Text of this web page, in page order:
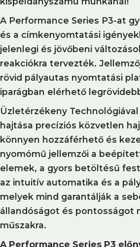
A Performance Series P3-at
és a címkenyomtatási
jelenlegi és jövőbeni
reakciókra tervezték.
rövid pályautas nyomtatási
iparágban elérhető
Üzletérzékeny
hajtása precíziós közvetlen
könnyen hozzáférhető és
nyomómű jellemzői a
elemek, a gyors betöltésű
az intuitív automatika és a
melyek mind garantálják a
állandóságot és pontosságot
műszakra.
A Performance Series P3